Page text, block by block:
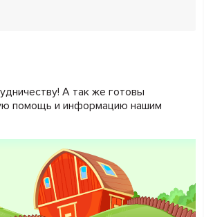
А так же готовы
помощь и информацию нашим